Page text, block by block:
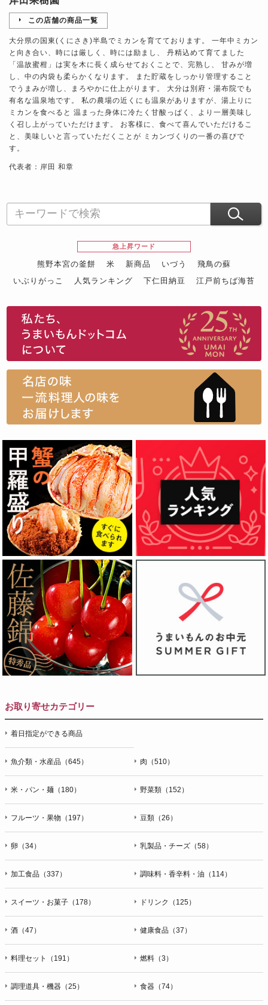
この店舗の商品一覧
大分県の国東(くにさき)半島でミカンを育てております。 一年中ミカン
と向き合い、時には厳しく、時には励まし、 丹精込めて育てました
「温故蜜柑」は実を木に長く成らせておくことで、完熟し、 甘みが増
し、中の内袋も柔らかくなります。 また貯蔵をしっかり管理すること
でうまみが増し、まろやかに仕上がります。 大分は別府・湯布院でも
有名な温泉地です。 私の農場の近くにも温泉がありますが、湯上りに
ミカンを食べると 温まった身体に冷たく甘酸っぱく、より一層美味し
く召し上がっていただけます。 お客様に、食べて喜んでいただけるこ
と、美味しいと言っていただくことが ミカンづくりの一番の喜びで
す。
代表者：岸田 和章
急上昇ワード
熊野本宮の釜餅 米 新商品 いづう
飛鳥の蘇
いぶりがっこ
人気ランキング 下仁田納豆
江戸前ちば海苔
お取り寄せカテゴリー
着日指定ができる商品
魚介類・水産品（645） 肉（510）
米・パン・麺（180） 野菜類（152）
フルーツ・果物（197） 豆類（26）
卵（34） 乳製品・チーズ（58）
加工食品（337） 調味料・香辛料・油（114）
スイーツ・お菓子（178） ドリンク（125）
酒（47） 健康食品（37）
料理セット（191） 燃料（3）
調理道具・機器（25） 食器（74）